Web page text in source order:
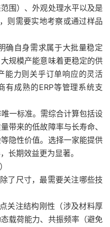
围）、外观处理水平以及是
则需要实地考察或通过样品
确自身需求属于大批量稳定
规模产能意味着更稳定的供
能力则关乎订单响应的灵活
有成熟的ERP等管理系统支
一标准。需综合计算包括设
带来的低故障率与长寿命、
隐性价值。选择一家能提供
长期效益更为显著。
了尺寸，最需要关注哪些技
关注结构刚性（涉及材料厚
载荷能力、共振频率（避免